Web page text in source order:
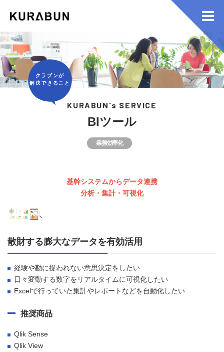
KURABUN's SERVICE
クラブンが
解決できること
BIツール
業務効率化
基幹システムからデータ連携
分析・集計・可視化
散財する膨大なデータを有効活用
経験や勘に捉われない意思決定をしたい
日々変動する数字をリアルタイムに可視化したい
Excelで行っていた集計やレポートなどを自動化したい
推奨商品
Qlik Sense
Qlik View